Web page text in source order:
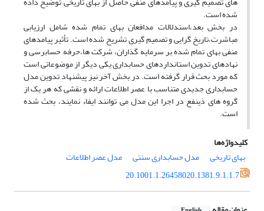
شده است.
در بخش بعد،استدلالات مدافعان بهای تمام شده شامل ارزیابی
مباشرت،تاریخ گرایی و تصمیم گیری تشریح شده است. تأثیر پیامدهای
منفی بهای تمام شده بر سرمایه گذاران، شرکت ها،حرفه حسابرسی و
نهادهای تدوین استانداردهای حسابداری یکی دیگر از موضوعاتی است
که مورد بحث قرار گرفته است. در بخش آخر نیز پیشنهاد تدوین مدل
حسابداری جدیدی متناسب با عصر اطلاعات ارائه و نقشی که هر یک از
گروه های ذینفع در اجرا این مدل می توانند ایفاء نمایند، بحث شده
است.
کلیدواژه‌ها
بهای تاریخی
مدل حسابداری سنتی
مدل عصر اطلاعات
20.1001.1.26458020.1381.9.1.1.7